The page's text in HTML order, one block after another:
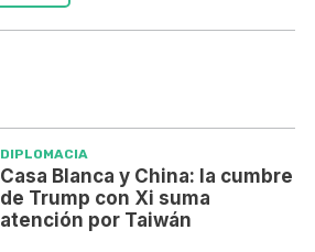
DIPLOMACIA
Casa Blanca y China: la cumbre
de Trump con Xi suma
atención por Taiwán